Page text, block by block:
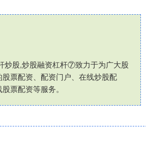
炒股,炒股融资杠杆⑦致力于为广大股
票配资、配资门户、在线炒股配
票配资等服务。